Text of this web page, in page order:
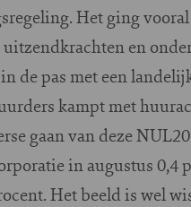
Het ging vooral
en
de pas met een
kampt met
gaan van deze
in augustus 0,4
Het beeld is wel